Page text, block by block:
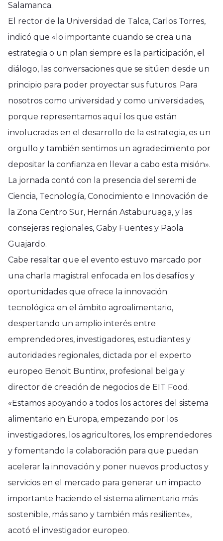
Salamanca.
El rector de la Universidad de Talca, Carlos Torres,
indicó que «lo importante cuando se crea una
estrategia o un plan siempre es la participación, el
diálogo, las conversaciones que se sitúen desde un
principio para poder proyectar sus futuros. Para
nosotros como universidad y como universidades,
porque representamos aquí los que están
involucradas en el desarrollo de la estrategia, es un
orgullo y también sentimos un agradecimiento por
depositar la confianza en llevar a cabo esta misión».
La jornada contó con la presencia del seremi de
Ciencia, Tecnología, Conocimiento e Innovación de
la Zona Centro Sur, Hernán Astaburuaga, y las
consejeras regionales, Gaby Fuentes y Paola
Guajardo.
Cabe resaltar que el evento estuvo marcado por
una charla magistral enfocada en los desafíos y
oportunidades que ofrece la innovación
tecnológica en el ámbito agroalimentario,
despertando un amplio interés entre
emprendedores, investigadores, estudiantes y
autoridades regionales, dictada por el experto
europeo Benoit Buntinx, profesional belga y
director de creación de negocios de EIT Food.
«Estamos apoyando a todos los actores del sistema
alimentario en Europa, empezando por los
investigadores, los agricultores, los emprendedores
y fomentando la colaboración para que puedan
acelerar la innovación y poner nuevos productos y
servicios en el mercado para generar un impacto
importante haciendo el sistema alimentario más
sostenible, más sano y también más resiliente»,
acotó el investigador europeo.